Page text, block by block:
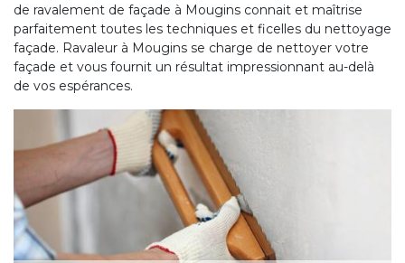
de ravalement de façade à Mougins connait et maîtrise
parfaitement toutes les techniques et ficelles du nettoyage
façade. Ravaleur à Mougins se charge de nettoyer votre
façade et vous fournit un résultat impressionnant au-delà
de vos espérances.